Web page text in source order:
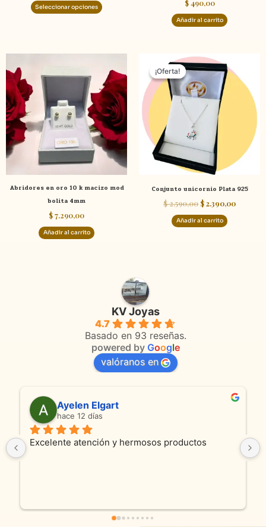
Seleccionar opciones de
$490,00
Añadir al carrito
Abridores en oro 10 k macizo mod
bolita 4mm
$7.290,00
Añadir al carrito
¡Oferta!
¡Oferta!
Conjunto unicornio Plata 925
$2.590,00
El
precio
original
era:
$ 2.590,00.
$2.390,00
actual
es:
$
Añadir al carrito
KV Joyas
4.7
Basado en 93 reseñas.
powered by Google
valóranos en
Ayelen Elgart
hace 12 días
Excelente atención y hermosos productos